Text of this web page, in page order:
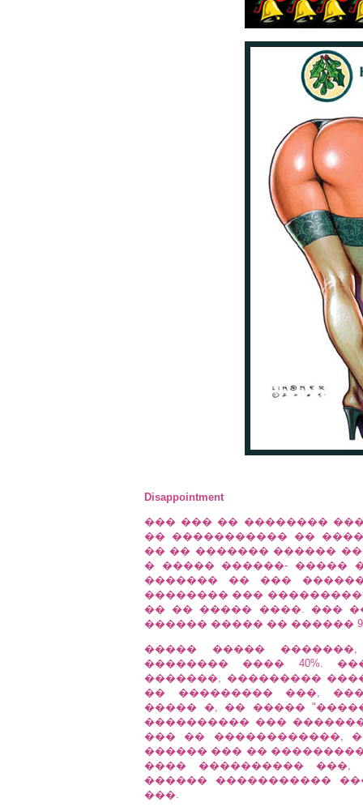
Disappointment
��� ��� �� ��������
�� ����������� ��
�� �� ������� ������
� ����� ������- �����
������� �� ���
�������� ���
�� �� ����� ����. ���
������ ����� �� ������
����� �����
�������� ���� 40%.
�������, ���������
�� ��������� ���,
����� �, �� �����
���������� ���
��� �� ������������,
������ ��� ��
���� ����������
������ �����������
���.